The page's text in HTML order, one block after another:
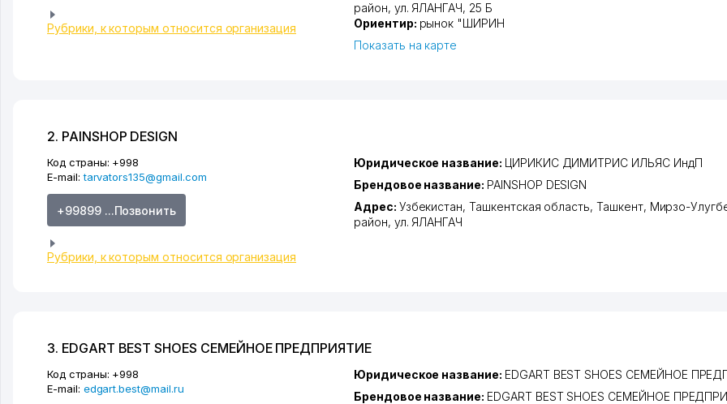
Рубрики, к которым относится организация
район, ул. ЯЛАНГАЧ, 25 Б
Ориентир: рынок "ШИРИН
Показать на карте
2. PAINSHOP DESIGN
Код страны: +998
E-mail:tarvators135@gmail.com
+99899 ...Позвонить
Рубрики, к которым относится организация
Юридическое название: ЦИРИКИС ДИМИТРИС ИЛЬЯС ИндП
Брендовое название: PAINSHOP DESIGN
Адрес: Узбекистан,Ташкентская область,Ташкент, Мирзо-
район, ул. ЯЛАНГАЧ
3. EDGART BEST SHOES СЕМЕЙНОЕ ПРЕДПРИЯТИЕ
Код страны: +998
E-mail: edgart.best@mail.ru
Юридическое название: EDGART BEST SHOES СЕМЕЙНОЕ
Брендовое название: EDGART BEST SHOES СЕМЕЙНОЕ